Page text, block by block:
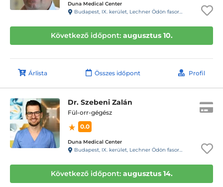
Duna Medical Center
Budapest, IX. kerület, Lechner Ödön fasor 5.
Következő időpont: augusztus 10.
Árlista Összes időpont Profil
Dr. Szebeni Zalán
Fül-orr-gégész
0.0
Duna Medical Center
Budapest, IX. kerület, Lechner Ödön fasor 5.
Következő időpont: augusztus 14.